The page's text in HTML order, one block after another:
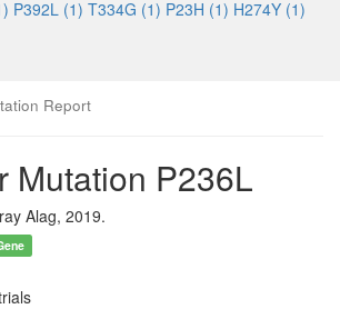
P392L (1) T334G (1) P23H (1) H274Y (1)
Report
Mutation P236L
Alag, 2019.